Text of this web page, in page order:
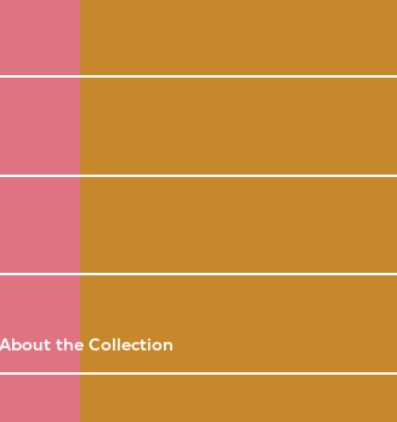
About the Collection